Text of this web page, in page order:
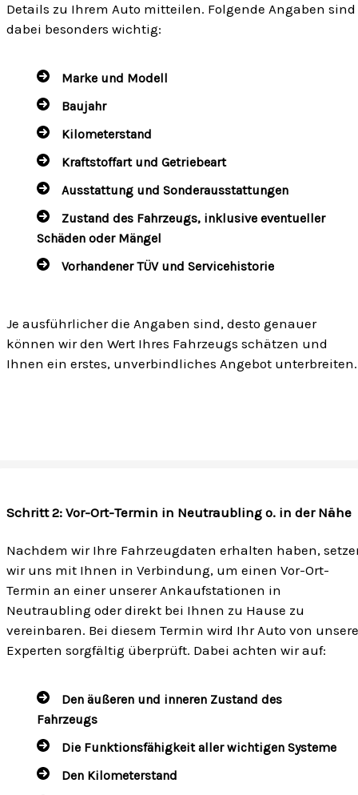
Details zu Ihrem Auto mitteilen. Folgende Angaben sind
dabei besonders wichtig:
Marke und Modell
Baujahr
Kilometerstand
Kraftstoffart und Getriebeart
Ausstattung und Sonderausstattungen
Zustand des Fahrzeugs, inklusive eventueller
Schäden oder Mängel
Vorhandener TÜV und Servicehistorie
Je ausführlicher die Angaben sind, desto genauer
können wir den Wert Ihres Fahrzeugs schätzen und
Ihnen ein erstes, unverbindliches Angebot unterbreiten.
Schritt 2: Vor-Ort-Termin in Neutraubling o. in der Nähe
Nachdem wir Ihre Fahrzeugdaten erhalten haben,
wir uns mit Ihnen in Verbindung, um einen Vor-Ort-
Termin an einer unserer Ankaufstationen in
Neutraubling oder direkt bei Ihnen zu Hause zu
vereinbaren. Bei diesem Termin wird Ihr Auto von
Experten sorgfältig überprüft. Dabei achten wir auf:
Den äußeren und inneren Zustand des
Fahrzeugs
Die Funktionsfähigkeit aller wichtigen Systeme
Den Kilometerstand